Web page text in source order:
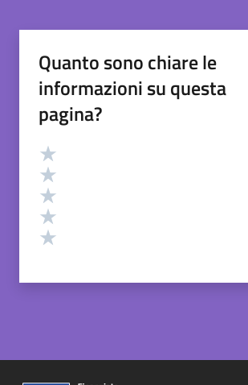
Quanto sono chiare le
informazioni su questa
pagina?
Valutazione